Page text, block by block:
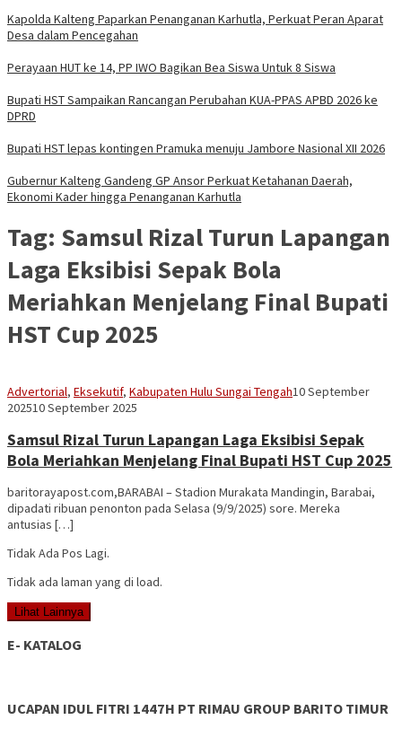
Kapolda Kalteng Paparkan Penanganan Karhutla, Perkuat Peran Aparat
Desa dalam Pencegahan
Perayaan HUT ke 14, PP IWO Bagikan Bea Siswa Untuk 8 Siswa
Bupati HST Sampaikan Rancangan Perubahan KUA-PPAS APBD 2026 ke
DPRD
Bupati HST lepas kontingen Pramuka menuju Jambore Nasional XII 2026
Gubernur Kalteng Gandeng GP Ansor Perkuat Ketahanan Daerah,
Ekonomi Kader hingga Penanganan Karhutla
Tag: Samsul Rizal Turun Lapangan
Laga Eksibisi Sepak Bola
Meriahkan Menjelang Final Bupati
HST Cup 2025
Advertorial, Eksekutif, Kabupaten Hulu Sungai TengahVananta
10 September
202510 September 2025
Samsul Rizal Turun Lapangan Laga Eksibisi Sepak
Bola Meriahkan Menjelang Final Bupati HST Cup 2025
baritorayapost.com,BARABAI – Stadion Murakata Mandingin, Barabai,
dipadati ribuan penonton pada Selasa (9/9/2025) sore. Mereka
antusias […]
Tidak Ada Pos Lagi.
Tidak ada laman yang di load.
Lihat Lainnya
E- KATALOG
UCAPAN IDUL FITRI 1447H PT RIMAU GROUP BARITO TIMUR